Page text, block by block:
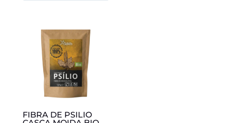
FIBRA DE PSILIO